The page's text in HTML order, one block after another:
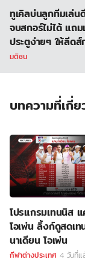
ทูเคิลบ่นลูกทีมเล่น
จบสกอร์ไม่ได้ แถม
ประตูง่ายๆ ให้ลีด
ยับ
มติชน
บทความที่เกี่
โปรแกรมเทนนิส
โอเพ่น ลิ้งก์ดูสดเ
นาเดียน โอเพ่น
กีฬาต่างประเทศ 4 วันที่แ